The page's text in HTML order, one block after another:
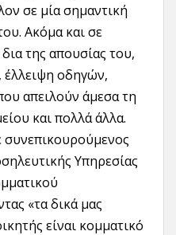
σε μία σημαντική
Ακόμα και σε
της απουσίας του,
έλλειψη οδηγών,
απειλούν άμεσα τη
και πολλά άλλα.
Υπηρεσίας
«τα δικά μας
είναι κομματικό